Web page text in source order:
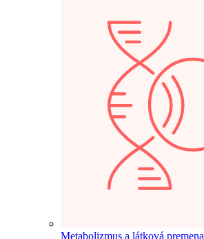
Metabolizmus a látková premena